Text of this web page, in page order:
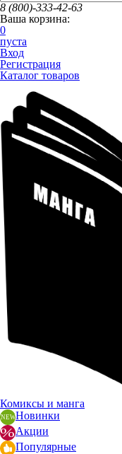
8 (800)-333-42-63
Ваша корзина:
0
пуста
Вход
Регистрация
Каталог товаров
Комиксы и манга
Новинки
Акции
Популярные